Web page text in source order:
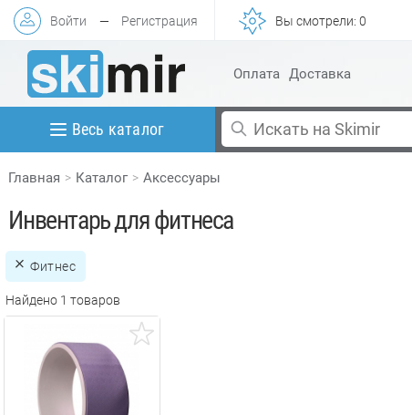
Войти — Регистрация Вы смотрели: 0
Оплата Доставка
Весь каталог
Главная Каталог Аксессуары
Инвентарь для фитнеса
Фитнес
Найдено 1 товаров